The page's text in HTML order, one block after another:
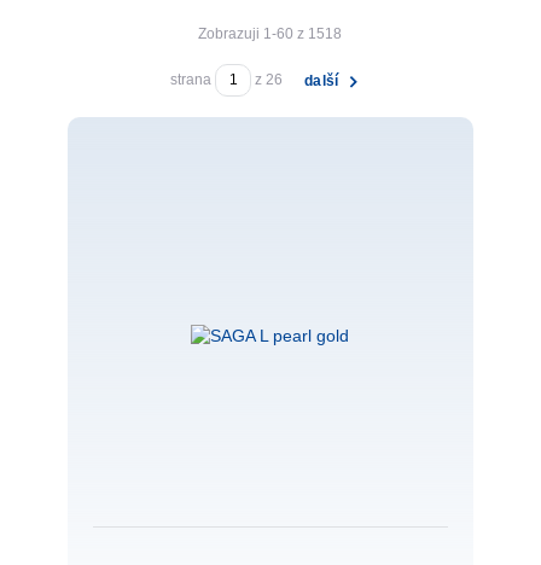
Zobrazuji 1-60 z 1518
strana z 26 další